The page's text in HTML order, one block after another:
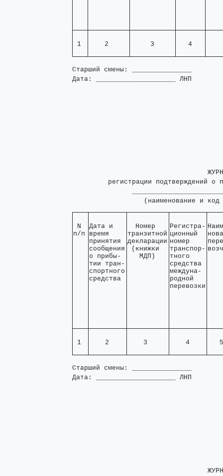
1
    2
     3
   4
Старший смены: _______________
Дата: ____________________ ЛНП
регистрации подтверждений о
(наименование и код
N
п/п
Дата и
время
принятия
сообщения
о прибы-
тии тран-
спортного
средства
  Номер
транзитной
декларации
(книжки
   МДП)
Регистра-
ционный
номер
транспор-
тного
средства
междуна-
родной
перевозки
1
    2
    3
    4
Старший смены: _______________
Дата: ____________________ ЛНП